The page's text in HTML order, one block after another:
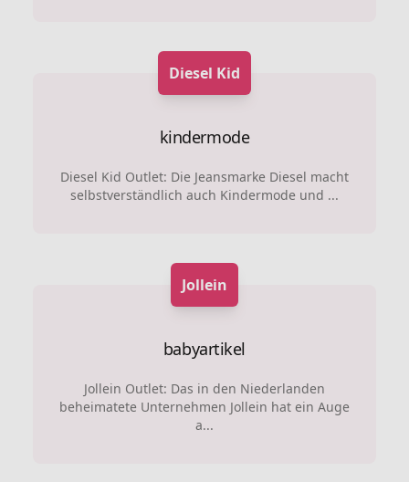
Diesel Kid
kindermode
Diesel Kid Outlet: Die Jeansmarke Diesel macht
selbstverständlich auch Kindermode und ...
Jollein
babyartikel
Jollein Outlet: Das in den Niederlanden
beheimatete Unternehmen Jollein hat ein Auge
a...